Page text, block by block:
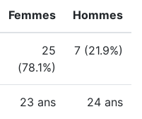
Femmes Hommes
25
(78.1%)
7 (21.9%)
23 ans 24 ans